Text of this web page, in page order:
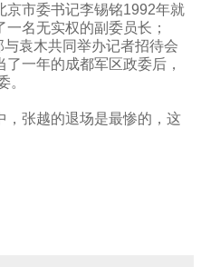
京市委书记李锡铭1992年就
名无实权的副委员长；
袁木共同举办记者招待会
一年的成都军区政委后，
。
，张越的退场是最惨的，这